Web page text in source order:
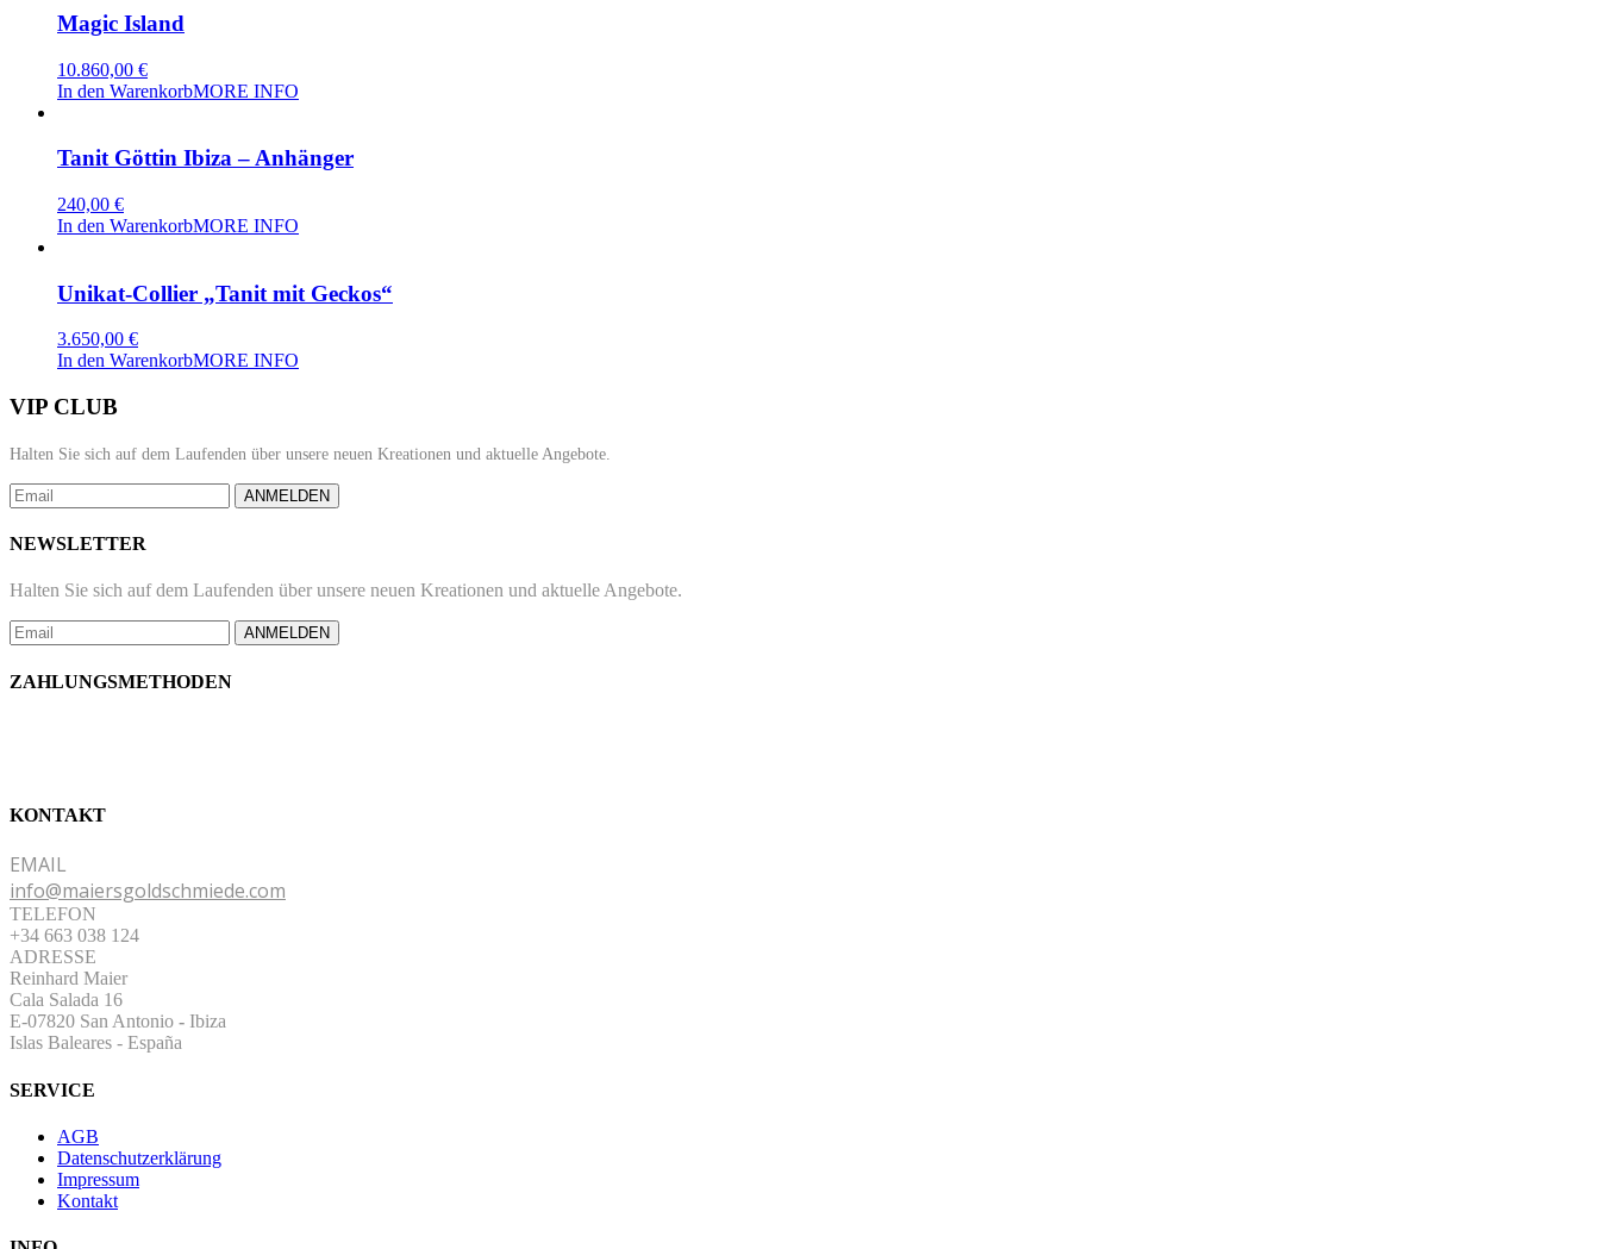
Magic Island
10.860,00 €
In den WarenkorbMORE INFO
Tanit Göttin Ibiza – Anhänger
240,00 €
In den WarenkorbMORE INFO
Unikat-Collier „Tanit mit Geckos“
3.650,00 €
In den WarenkorbMORE INFO
VIP CLUB
Halten Sie sich auf dem Laufenden über unsere neuen Kreationen und aktuelle Angebote.
ANMELDEN
NEWSLETTER
Halten Sie sich auf dem Laufenden über unsere neuen Kreationen und aktuelle Angebote.
ANMELDEN
ZAHLUNGSMETHODEN
KONTAKT
EMAIL
info@maiersgoldschmiede.com
TELEFON
+34 663 038 124
ADRESSE
Reinhard Maier
Cala Salada 16
E-07820 San Antonio - Ibiza
Islas Baleares - España
SERVICE
AGB
Datenschutzerklärung
Impressum
Kontakt